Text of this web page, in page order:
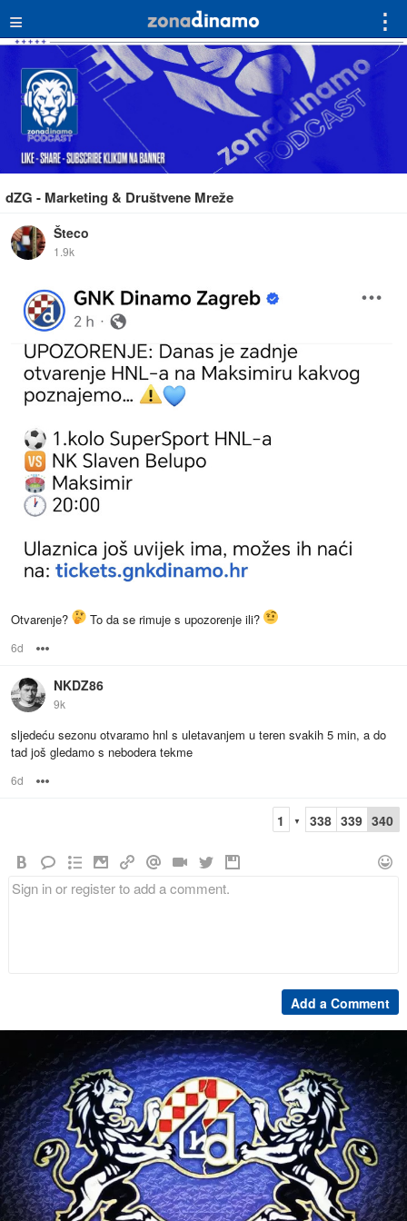
≡ ⋮
dZG - Marketing & Društvene Mreže
Šteco
1.9k
Otvarenje? To da se rimuje s upozorenje ili?
6d
NKDZ86
9k
sljedeću sezonu otvaramo hnl s uletavanjem u teren svakih 5 min, a do
tad još gledamo s nebodera tekme
6d
1 ▼ 338 339 340
Add a Comment